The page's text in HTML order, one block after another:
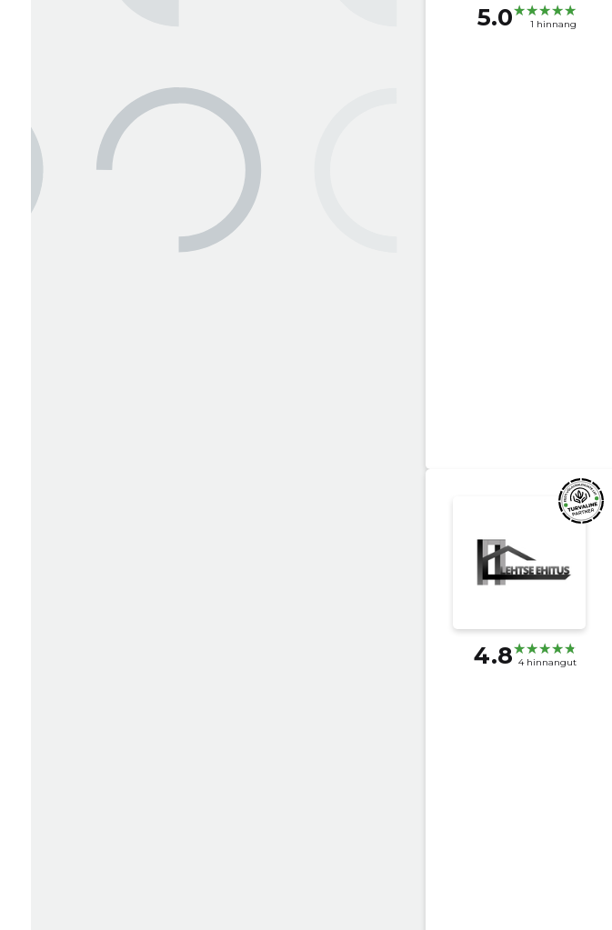
5.0 1 hinnang
4.8 4 hinnangut